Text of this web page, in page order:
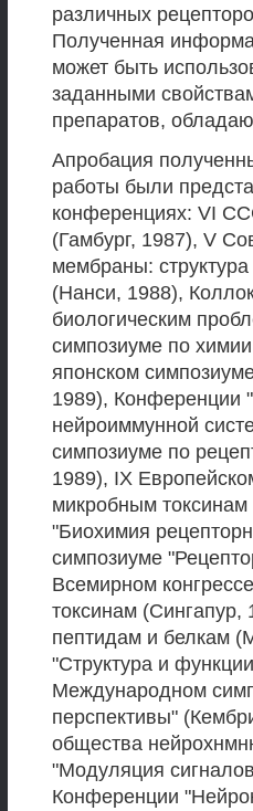
различных
Полученная
может быть
заданными
препаратов,
Апробация
работы были
конференциях: VI
(Гамбург, 1987), V
мембраны:
(Нанси, 1988),
биологическим
симпозиуме по
японском
1989), Конференции
нейроиммунной
симпозиуме по
1989), IX
микробным
"Биохимия
симпозиуме
Всемирном
токсинам (Сингапур,
пептидам и белкам
"Структура и
Международном
перспективы"
общества
"Модуляция
Конференции